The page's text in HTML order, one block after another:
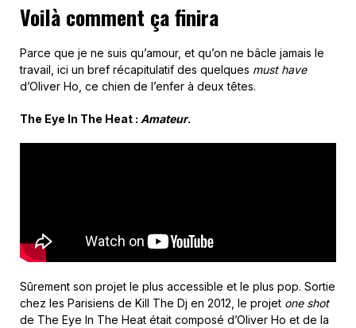
Voilà comment ça finira
Parce que je ne suis qu’amour, et qu’on ne bâcle jamais le
travail, ici un bref récapitulatif des quelques must have
d’Oliver Ho, ce chien de l’enfer à deux têtes.
The Eye In The Heat : Amateur.
Sûrement son projet le plus accessible et le plus pop. Sortie
chez les Parisiens de Kill The Dj en 2012, le projet one shot
de The Eye In The Heat était composé d’Oliver Ho et de la